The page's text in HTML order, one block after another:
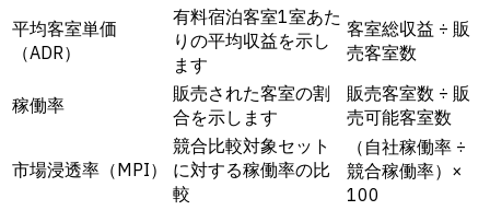
平均客室単価
（ADR）
有料宿泊客室1室あた
りの平均収益を示し
ます
客室総収益 ÷ 販
売客室数
稼働率
販売された客室の割
合を示します
販売客室数 ÷ 販
売可能客室数
市場浸透率（MPI）
競合比較対象セット
に対する稼働率の比
較
（自社稼働率 ÷
競合稼働率）×
100